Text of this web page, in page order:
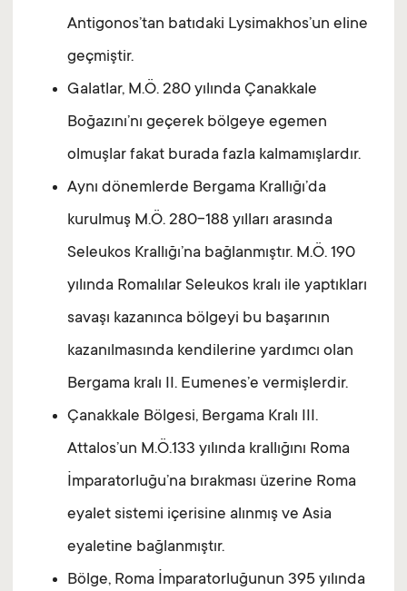
Antigonos’tan batıdaki Lysimakhos’un eline
geçmiştir.
Galatlar, M.Ö. 280 yılında Çanakkale
Boğazını’nı geçerek bölgeye egemen
olmuşlar fakat burada fazla kalmamışlardır.
Aynı dönemlerde Bergama Krallığı’da
kurulmuş M.Ö. 280-188 yılları arasında
Seleukos Krallığı’na bağlanmıştır. M.Ö. 190
yılında Romalılar Seleukos kralı ile yaptıkları
savaşı kazanınca bölgeyi bu başarının
kazanılmasında kendilerine yardımcı olan
Bergama kralı II. Eumenes’e vermişlerdir.
Çanakkale Bölgesi, Bergama Kralı III.
Attalos’un M.Ö.133 yılında krallığını Roma
İmparatorluğu’na bırakması üzerine Roma
eyalet sistemi içerisine alınmış ve Asia
eyaletine bağlanmıştır.
Bölge, Roma İmparatorluğunun 395 yılında